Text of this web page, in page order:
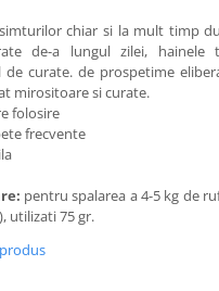
chiar si la mult timp
de-a lungul zilei, hainele
curate. de prospetime
mirositoare si curate.
folosire
frecvente
pentru spalarea a 4-5 kg de
utilizati 75 gr.